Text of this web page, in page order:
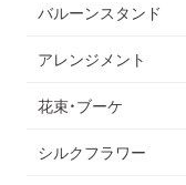
バルーンスタンド
アレンジメント
花束・ブーケ
シルクフラワー